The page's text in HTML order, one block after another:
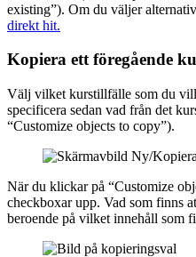
existing”). Om du väljer
direkt hit.
Kopiera ett föregående
Välj vilket kurstillfälle som du
specificera sedan vad från det
“Customize objects to copy”).
När du klickar på “Customize
checkboxar upp. Vad som finns
beroende på vilket innehåll som